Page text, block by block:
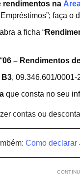
rendimentos na
faça
a ficha “
06 – Rendimentos
B3, 09.346.601/
que consta no seu
contas ou
Como declarar